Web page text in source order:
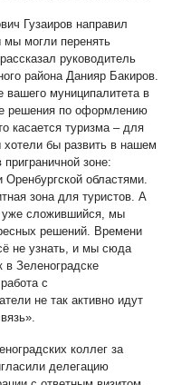
Гузаиров направил
мы могли перенять
руководитель
района Данияр Бакиров.
вашего муниципалитета в
решения по оформлению
касается туризма – для
бы развить в нашем
зоне:
областями.
зона для туристов. А
уже сложившийся, мы
решений. Времени
не узнать, и мы сюда
в Зеленоградске
с
не так активно идут
коллег за
делегацию